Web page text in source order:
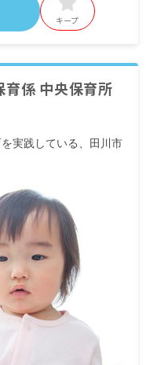
キープ
育係 中央保育所
実践している、田川市